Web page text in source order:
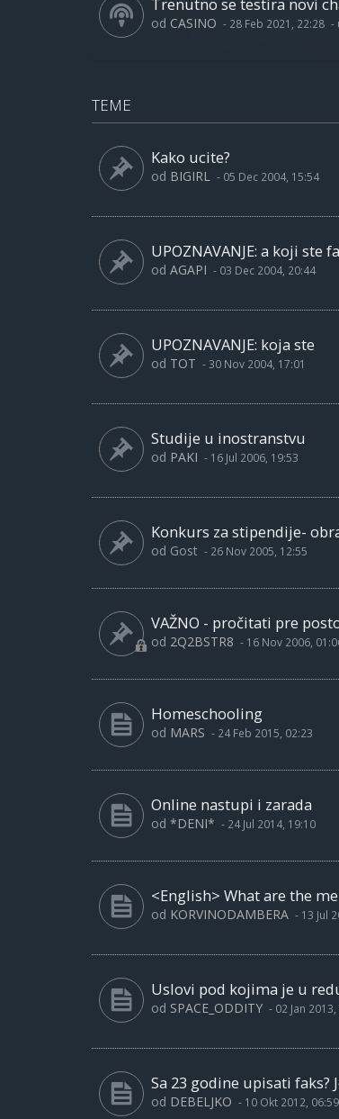
od CASINO - 28 Feb 2021, 22:28 -
TEME
Kako ucite?
od BIGIRL - 05 Dec 2004, 15:54
UPOZNAVANJE: a koji ste
od AGAPI - 03 Dec 2004, 20:44
UPOZNAVANJE: koja ste
od TOT - 30 Nov 2004, 17:01
Studije u inostranstvu
od PAKI - 16 Jul 2006, 19:53
Konkurs za stipendije-
od Gost - 26 Nov 2005, 12:55
VAŽNO - pročitati pre
od 2Q2BSTR8 - 16 Nov 2006,
Homeschooling
od MARS - 24 Feb 2015, 02:23
Online nastupi i zarada
od *DENI* - 24 Jul 2014, 19:10
<English> What are the
od KORVINODAMBERA - 13 Jul
Uslovi pod kojima je u
od SPACE_ODDITY - 02 Jan
Sa 23 godine upisati faks?
od DEBELJKO - 10 Okt 2012, 06:59